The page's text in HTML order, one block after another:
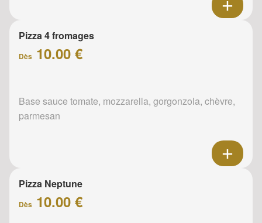
Pizza 4 fromages
Dès 10.00 €
Base sauce tomate, mozzarella, gorgonzola, chèvre,
parmesan
Pizza Neptune
Dès 10.00 €